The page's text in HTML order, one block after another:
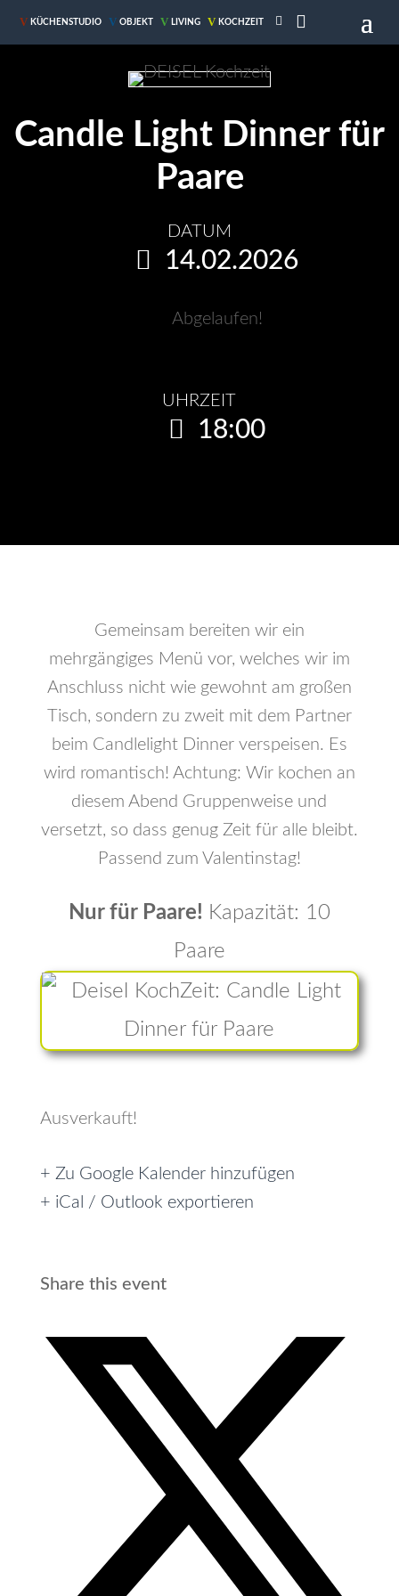
Candle Light Dinner für
Paare
DATUM
14.02.2026
Abgelaufen!
UHRZEIT
18:00
Gemeinsam bereiten wir ein
mehrgängiges Menü vor, welches wir im
Anschluss nicht wie gewohnt am großen
Tisch, sondern zu zweit mit dem Partner
beim Candlelight Dinner verspeisen. Es
wird romantisch! Achtung: Wir kochen an
diesem Abend Gruppenweise und
versetzt, so dass genug Zeit für alle bleibt.
Passend zum Valentinstag!
Nur für Paare! Kapazität: 10
Paare
Ausverkauft!
+ Zu Google Kalender hinzufügen
+ iCal / Outlook exportieren
Share this event
V KÜCHENSTUDIO V OBJEKT V LIVING V KOCHZEIT 